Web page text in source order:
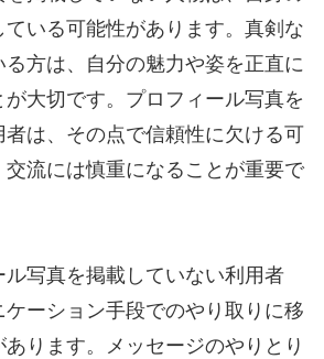
いる可能性があります。真剣な
方は、自分の魅力や姿を正直に
大切です。プロフィール写真を
は、その点で信頼性に欠ける可
流には慎重になることが重要で
ル写真を掲載していない利用者
ーション手段でのやり取りに移
ります。メッセージのやりとり